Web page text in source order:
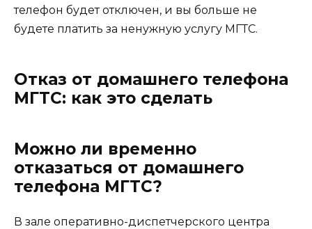
телефон будет отключен, и вы больше не
будете платить за ненужную услугу МГТС.
Отказ от домашнего телефона
МГТС: как это сделать
Можно ли временно
отказаться от домашнего
телефона МГТС?
В зале оперативно-диспетчерского центра